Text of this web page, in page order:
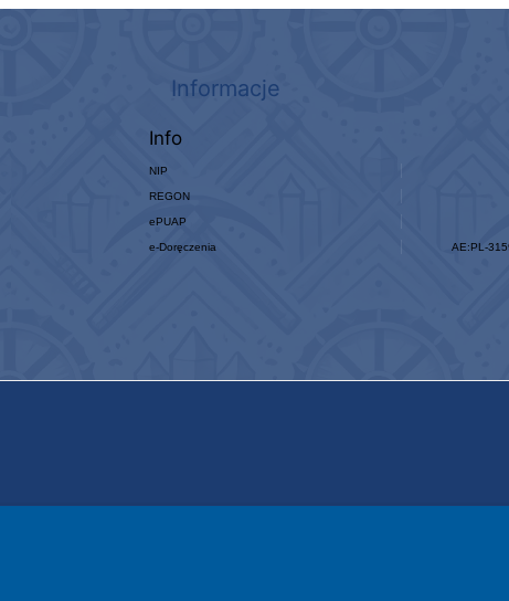
Informacje
Info
NIP
REGON
ePUAP
e-Doręczenia AE:PL-
WCAG 2.2
W3C